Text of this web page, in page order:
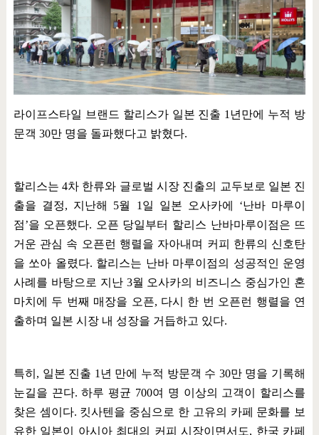
라이프스타일 브랜드 할리스가 일본 진출 1 년만에 누적 방
문객 30만 명을 돌파했다고 밝혔다.
할리스는4차 한류와 글로벌 시장 진출의 교두보로 일본 진
출을 결정, 지난해 5월 1 일 일본 오사카에 ‘난바 마루이
점’을 오픈했다. 오픈 당일부터 할리스 난바마루이점은 뜨
거운 관심 속 오픈런 행렬을 자아내며 커피 한류의 신호탄
을 쏘아 올렸다. 할리스는 난바 마루이점의 성공적인 운영
사례를 바탕으로 지난 3월 오사카의 비즈니스 중심가인 혼
마치에 두 번째 매장을 오픈, 다시 한 번 오픈런 행렬을 연
출하며 일본 시장 내 성장을 거듭하고 있다.
특히 , 일본 진출 1 년 만에 누적 방문객 수 30만 명을 기록해
눈길을 끈다.하루 평균 700여 명 이상의 고객이 할리스를
찾은 셈이다. 킷사텐을 중심으로 한 고유의 카페 문화를 보
유한 일본이 아시아 최대의 커피 시장이면서도, 한국 카페